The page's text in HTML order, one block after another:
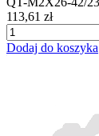
113,61 zł
Dodaj do koszyka